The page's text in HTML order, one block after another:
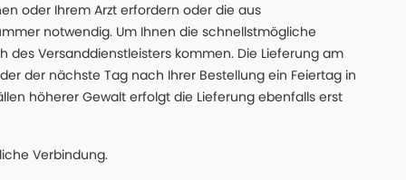
oder Ihrem Arzt erfordern oder die aus
notwendig. Um Ihnen die schnellstmögliche
Versanddienstleisters kommen. Die Lieferung am
der nächste Tag nach Ihrer Bestellung ein Feiertag in
höherer Gewalt erfolgt die Lieferung ebenfalls erst
Verbindung.